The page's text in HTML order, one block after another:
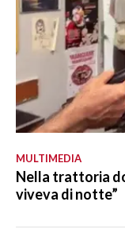
MULTIMEDIA
Nella trattoria
viveva di notte”